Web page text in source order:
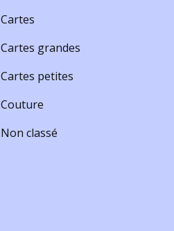
Cartes
Cartes grandes
Cartes petites
Couture
Non classé